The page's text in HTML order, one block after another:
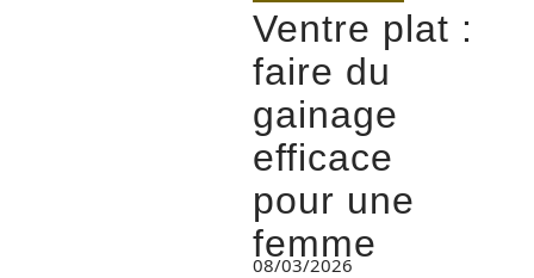
Ventre plat :
faire du
gainage
efficace
pour une
femme
08/03/2026